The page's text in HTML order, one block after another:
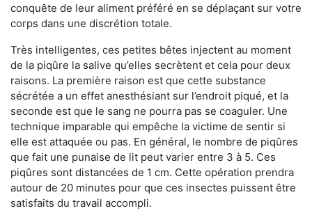
conquête de leur aliment préféré en se déplaçant sur votre
corps dans une discrétion totale.
Très intelligentes, ces petites bêtes injectent au moment
de la piqûre la salive qu’elles secrètent et cela pour deux
raisons. La première raison est que cette substance
sécrétée a un effet anesthésiant sur l’endroit piqué, et la
seconde est que le sang ne pourra pas se coaguler. Une
technique imparable qui empêche la victime de sentir si
elle est attaquée ou pas. En général, le nombre de piqûres
que fait une punaise de lit peut varier entre 3 à 5. Ces
piqûres sont distancées de 1 cm. Cette opération prendra
autour de 20 minutes pour que ces insectes puissent être
satisfaits du travail accompli.